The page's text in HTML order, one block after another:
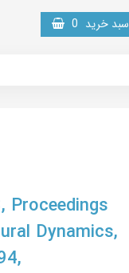
سبد خرید 0
Proceedings
Dynamics,